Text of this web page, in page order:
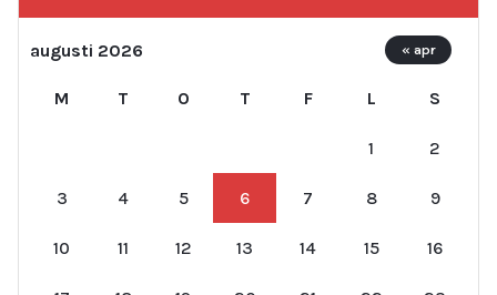
augusti 2026
M T O T F L S
1 2
3 4 5 6 7 8 9
10 11 12 13 14 15 16
« apr